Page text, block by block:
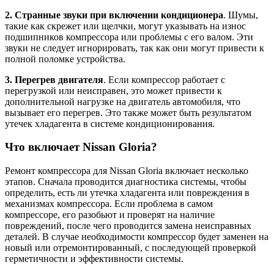
2. Странные звуки при включении кондиционера. Шумы,
такие как скрежет или щелчки, могут указывать на износ
подшипников компрессора или проблемы с его валом. Эти
звуки не следует игнорировать, так как они могут привести к
полной поломке устройства.
3. Перегрев двигателя. Если компрессор работает с
перегрузкой или неисправен, это может привести к
дополнительной нагрузке на двигатель автомобиля, что
вызывает его перегрев. Это также может быть результатом
утечек хладагента в системе кондиционирования.
Что включает Nissan Gloria?
Ремонт компрессора для Nissan Gloria включает несколько
этапов. Сначала проводится диагностика системы, чтобы
определить, есть ли утечка хладагента или повреждения в
механизмах компрессора. Если проблема в самом
компрессоре, его разобьют и проверят на наличие
повреждений, после чего проводится замена неисправных
деталей. В случае необходимости компрессор будет заменен на
новый или отремонтированный, с последующей проверкой
герметичности и эффективности системы.